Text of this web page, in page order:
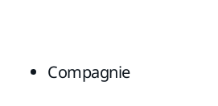
Compagnie